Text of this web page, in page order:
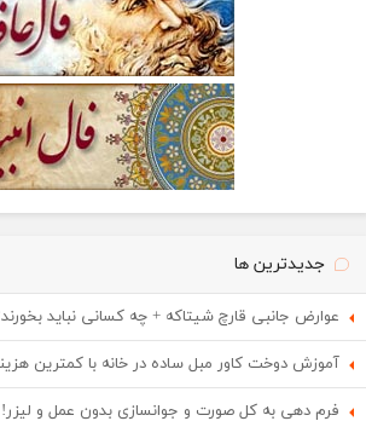
جدیدترین ها
عوارض جانبی قارچ شیتاکه + چه کسانی نباید
آموزش دوخت کاور مبل ساده در خانه با کمترین هزینه
فرم دهی به کل صورت و جوانسازی بدون عمل و لیزر!